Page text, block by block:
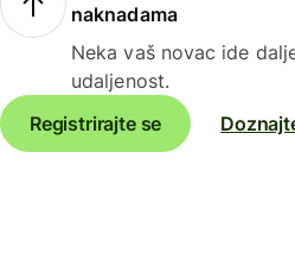
naknadama
Neka vaš novac ide
udaljenost.
Registrirajte se